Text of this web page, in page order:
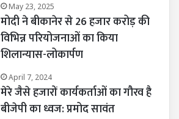
May 23, 2025
मोदी ने बीकानेर से 26 हजार करोड़ की
विभिन्न परियोजनाओं का किया
शिलान्यास-लोकार्पण
April 7, 2024
मेरे जैसे हजारों कार्यकर्ताओं का गौरव है
बीजेपी का ध्वज: प्रमोद सावंत